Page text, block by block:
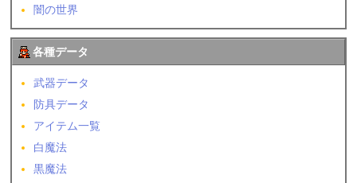
闇の世界
各種データ
武器データ
防具データ
アイテム一覧
白魔法
黒魔法